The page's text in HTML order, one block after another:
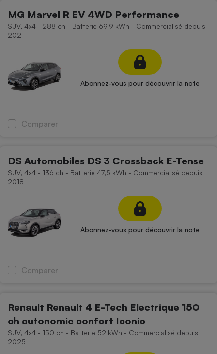
MG Marvel R EV 4WD Performance
SUV, 4x4 - 288 ch - Batterie 69,9 kWh - Commercialisé depuis
2021
Abonnez-vous pour découvrir la note
Comparer
DS Automobiles DS 3 Crossback E-Tense
SUV, 4x4 - 136 ch - Batterie 47,5 kWh - Commercialisé depuis
2018
Abonnez-vous pour découvrir la note
Comparer
Renault Renault 4 E-Tech Electrique 150
ch autonomie confort Iconic
SUV, 4x4 - 150 ch - Batterie 52 kWh - Commercialisé depuis
2025